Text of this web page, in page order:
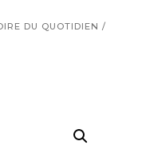
DU QUOTIDIEN /